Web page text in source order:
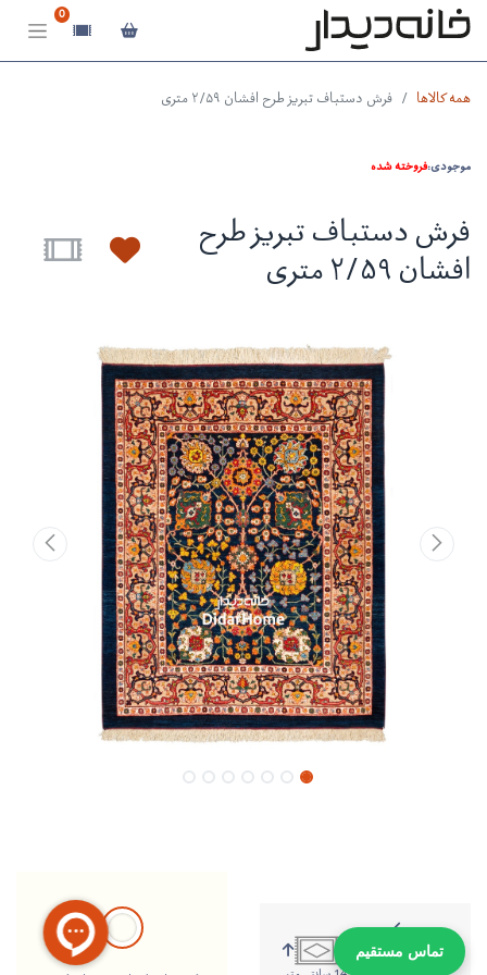
0
همه کالاها فرش دستباف تبریز طرح افشان ۲/۵۹ متری
موجودی:فروخته شده
فرش دستباف تبریز طرح
افشان ۲/۵۹ متری
تماس مستقیم